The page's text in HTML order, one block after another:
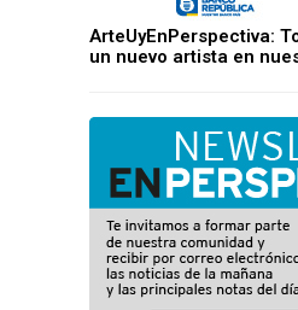
ArteUyEnPerspectiva:
un nuevo artista en